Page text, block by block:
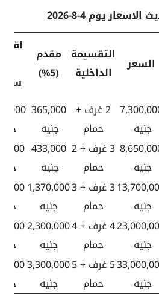
يوم 4-8-2026
السعر
التقسيمة
الداخلية
مقدم
(5%)
جنيه
2 غرف +
حمام
365,000
جنيه
جنيه
3 غرف + 2
حمام
433,000
جنيه
جنيه
3 غرف + 3
حمام
1,370,000
جنيه
جنيه
4 غرف + 4
حمام
2,300,000
جنيه
جنيه
5 غرف + 5
حمام
3,300,000
جنيه